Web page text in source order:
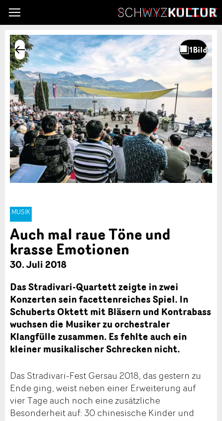
MUSIK
Auch mal raue Töne und
krasse Emotionen
30. Juli 2018
Das Stradivari-Quartett zeigte in zwei
Konzerten sein facettenreiches Spiel. In
Schuberts Oktett mit Bläsern und Kontrabass
wuchsen die Musiker zu orchestraler
Klangfülle zusammen. Es fehlte auch ein
kleiner musikalischer Schrecken nicht.
Das Stradivari-Fest Gersau 2018, das gestern zu
Ende ging, weist neben einer Erweiterung auf
vier Tage auch noch eine zusätzliche
Besonderheit auf: 30 chinesische Kinder und